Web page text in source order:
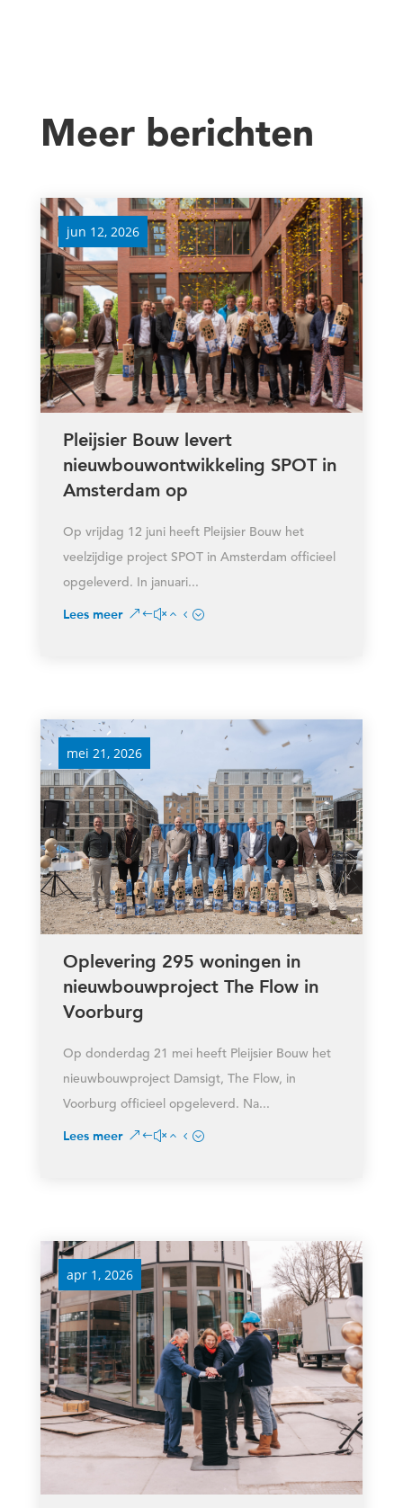
Meer berichten
jun 12, 2026
Pleijsier Bouw levert
nieuwbouwontwikkeling SPOT in
Amsterdam op
Op vrijdag 12 juni heeft Pleijsier Bouw het
veelzijdige project SPOT in Amsterdam officieel
opgeleverd. In januari...
Lees meer
mei 21, 2026
Oplevering 295 woningen in
nieuwbouwproject The Flow in
Voorburg
Op donderdag 21 mei heeft Pleijsier Bouw het
nieuwbouwproject Damsigt, The Flow, in
Voorburg officieel opgeleverd. Na...
Lees meer
apr 1, 2026